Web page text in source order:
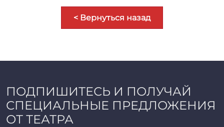
< Вернуться назад
ПОДПИШИТЕСЬ И ПОЛУЧАЙ
СПЕЦИАЛЬНЫЕ ПРЕДЛОЖЕНИЯ
ОТ ТЕАТРА